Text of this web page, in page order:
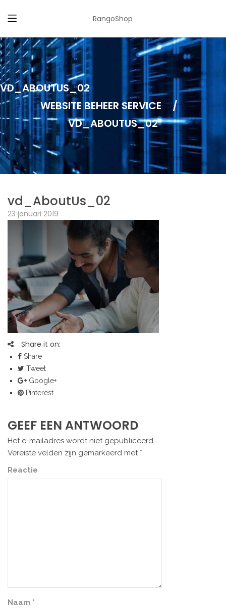
RangoShop
VD_ABOUTUS_02
WEBSITE BEHEER SERVICE
/
VD_ABOUTUS_02
vd_AboutUs_02
23 januari 2019
Share it on:
Share
Tweet
Google+
Pinterest
GEEF EEN ANTWOORD
Het e-mailadres wordt niet gepubliceerd.
Vereiste velden zijn gemarkeerd met *
Reactie
Naam *